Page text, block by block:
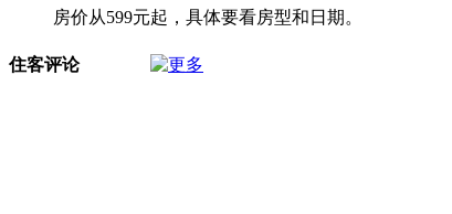
房价从599元起，具体要看房型和日期。
住客评论